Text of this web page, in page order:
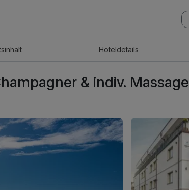
sinhalt Hoteldetails
& indiv. Massage